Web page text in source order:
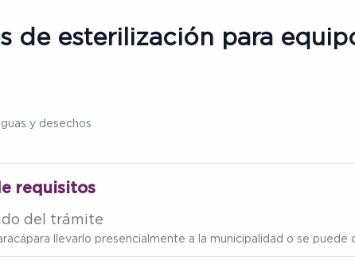
de esterilización para
y desechos
requisitos
del trámite
acápara llevarlo presencialmente a la municipalidad o se